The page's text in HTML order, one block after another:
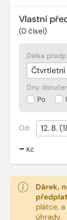
Vlastní
(0 čísel)
Délka
Dny
Po
Od:
- Kč
Dárek,
plátce,
úhrady.